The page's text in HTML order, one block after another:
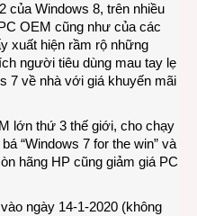
của Windows 8, trên nhiều
OEM cũng như của các
xuất hiện rầm rộ những
người tiêu dùng mau tay lẹ
7 về nhà với giá khuyến mãi
lớn thứ 3 thế giới, cho chạy
“Windows 7 for the win” và
hãng HP cũng giảm giá PC
ngày 14-1-2020 (không